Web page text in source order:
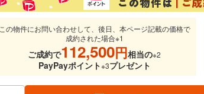
この物件にお問い合わせして、後日、本ページ記載の価格で
成約された場合※1
ご成約で112,500円相当の※2
PayPayポイント※3プレゼント